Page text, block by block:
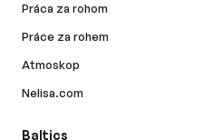
Práca za rohom
Práce za rohem
Atmoskop
Nelisa.com
Baltics